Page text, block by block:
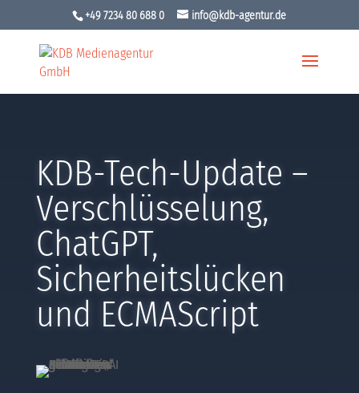
+49 7234 80 688 0 info@kdb-agentur.de
KDB-Tech-Update –
Verschlüsselung,
ChatGPT,
Sicherheitslücken
und ECMAScript